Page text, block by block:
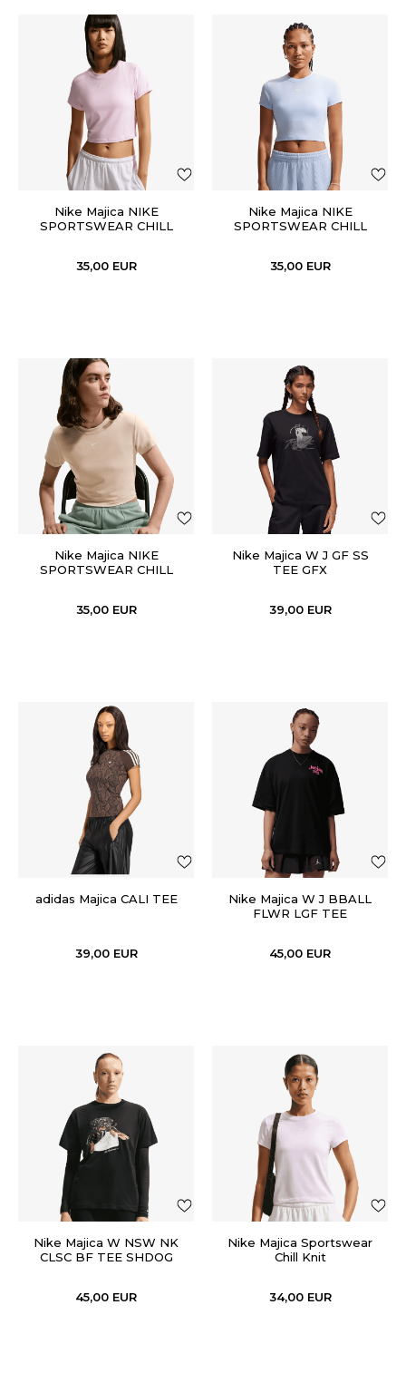
Nike Majica NIKE
SPORTSWEAR CHILL
35,00 EUR
Nike Majica NIKE
SPORTSWEAR CHILL
35,00 EUR
Nike Majica NIKE
SPORTSWEAR CHILL
35,00 EUR
Nike Majica W J GF SS
TEE GFX
39,00 EUR
adidas Majica CALI TEE
39,00 EUR
Nike Majica W J BBALL
FLWR LGF TEE
45,00 EUR
Nike Majica W NSW NK
CLSC BF TEE SHDOG
45,00 EUR
Nike Majica Sportswear
Chill Knit
34,00 EUR